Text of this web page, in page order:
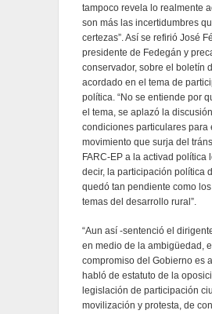
tampoco revela lo realmente
son más las incertidumbres
certezas”. Así se refirió José
presidente de Fedegán y
conservador, sobre el boletín
acordado en el tema de
política. “No se entiende por
el tema, se aplazó la
condiciones particulares para
movimiento que surja del
FARC-EP a la activad política
decir, la participación política
quedó tan pendiente como
temas del desarrollo rural”.
“Aun así -sentenció el
en medio de la ambigüedad, el
compromiso del Gobierno es
habló de estatuto de la
legislación de participación
movilización y protesta, de